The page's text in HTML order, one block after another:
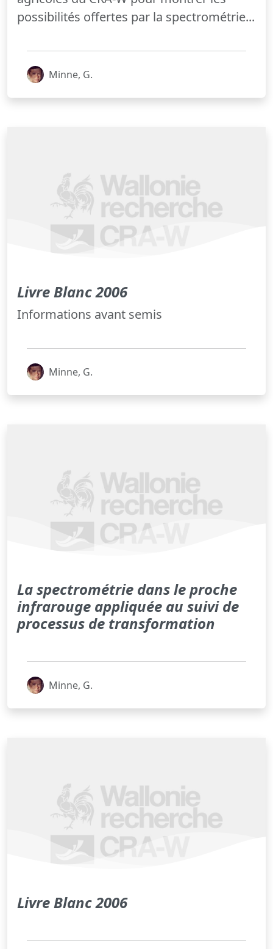
possibilités offertes par la spectrométrie...
Minne, G.
Livre Blanc 2006
Informations avant semis
Minne, G.
La spectrométrie dans le proche
infrarouge appliquée au suivi de
processus de transformation
Minne, G.
Livre Blanc 2006